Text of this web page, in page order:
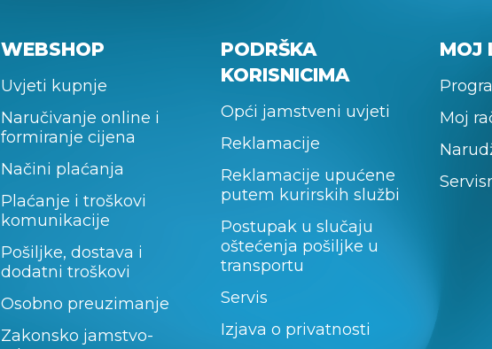
WEBSHOP
Uvjeti kupnje
Naručivanje online i
formiranje cijena
Načini plaćanja
Plaćanje i troškovi
komunikacije
Pošiljke, dostava i
dodatni troškovi
Osobno preuzimanje
Zakonsko jamstvo-
PODRŠKA
KORISNICIMA
Opći jamstveni uvjeti
Reklamacije
Reklamacije upućene
putem kurirskih službi
Postupak u slučaju
oštećenja pošiljke u
transportu
Servis
Izjava o privatnosti
MOJ
Moj